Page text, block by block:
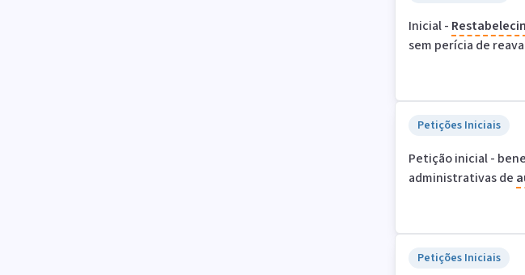
Inicial -
sem perícia de
Petições Iniciais
Petição inicial -
administrativas de
Petições Iniciais